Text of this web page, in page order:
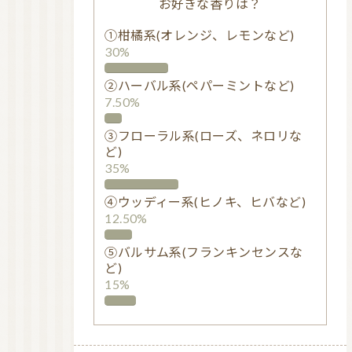
お好きな香りは？
①柑橘系(オレンジ、レモンなど)
30%
②ハーバル系(ペパーミントなど)
7.50%
③フローラル系(ローズ、ネロリな
ど)
35%
④ウッディー系(ヒノキ、ヒバなど)
12.50%
⑤バルサム系(フランキンセンスな
ど)
15%